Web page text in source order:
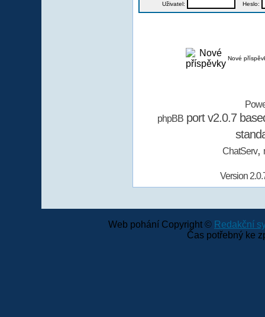
Uživatel: Heslo:
Nové
phpBBport v2.0.7
ChatServ,
Version
Web pohání Copyright © Redakční
Čas potřebný ke